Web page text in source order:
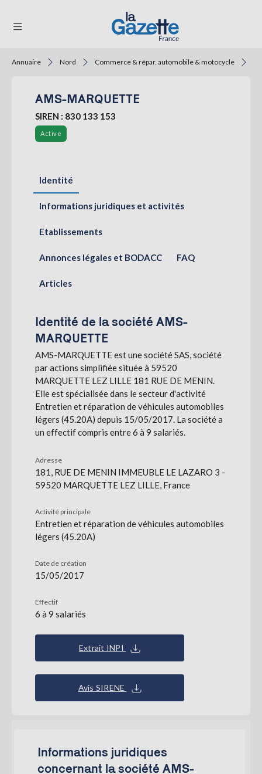
RÉGIONS
FORMATS
SERVICES
connecter
S'abonner
Annuaire Nord Commerce & répar. automobile & motocycle
AMS-MARQUETTE
SIREN : 830 133 153
Active
Identité
Informations juridiques et activités
Etablissements
Annonces légales et BODACC FAQ
Articles
Identité de la société AMS-
MARQUETTE
AMS-MARQUETTE est une société SAS, société
par actions simplifiée située à 59520
MARQUETTE LEZ LILLE 181 RUE DE MENIN.
Elle est spécialisée dans le secteur d'activité
Entretien et réparation de véhicules automobiles
légers (45.20A) depuis 15/05/2017. La société a
un effectif compris entre 6 à 9 salariés.
Adresse
181, RUE DE MENIN IMMEUBLE LE LAZARO 3 -
59520 MARQUETTE LEZ LILLE, France
Activité principale
Entretien et réparation de véhicules automobiles
légers (45.20A)
Date de création
15/05/2017
Effectif
6 à 9 salariés
Extrait INPI
Avis SIRENE
Informations juridiques
concernant la société AMS-